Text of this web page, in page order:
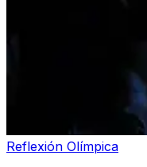
Reflexión Olímpica